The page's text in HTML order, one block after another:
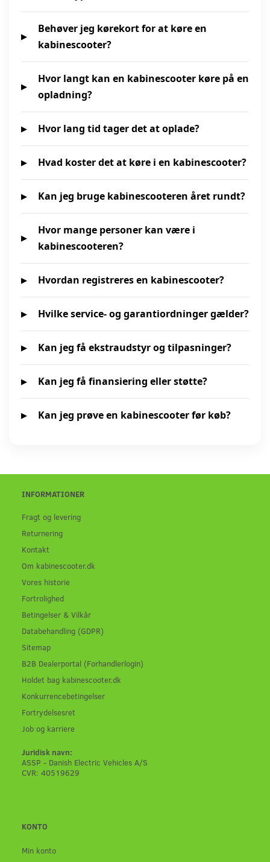
Behøver jeg kørekort for at køre en
kabinescooter?
Hvor langt kan en kabinescooter køre på en
opladning?
Hvor lang tid tager det at oplade?
Hvad koster det at køre i en kabinescooter?
Kan jeg bruge kabinescooteren året rundt?
Hvor mange personer kan være i
kabinescooteren?
Hvordan registreres en kabinescooter?
Hvilke service- og garantiordninger gælder?
Kan jeg få ekstraudstyr og tilpasninger?
Kan jeg få finansiering eller støtte?
Kan jeg prøve en kabinescooter før køb?
INFORMATIONER
Fragt og levering
Returnering
Kontakt
Om kabinescooter.dk
Vores historie
Fortrolighed
Betingelser & Vilkår
Databehandling (GDPR)
Sitemap
B2B Dealerportal (Forhandlerlogin)
Holdet bag kabinescooter.dk
Konkurrencebetingelser
Fortrydelsesret
Job og karriere
Juridisk navn:
ASSP - Danish Electric Vehicles A/S
CVR: 40519629
KONTO
Min konto